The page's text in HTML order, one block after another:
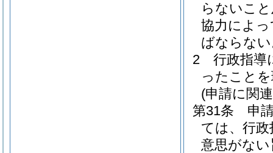
らないこ
協力によ
ばならな
2
行政指導
ったこと
(申請に関
第31条
申
ては、行
意思がな